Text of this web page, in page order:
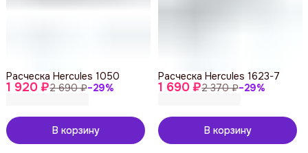
1 920 ₽2 690 ₽−29%
Расческа Hercules 1050
В корзину
1 690 ₽2 370 ₽−29%
Расческа Hercules 1623-7
В корзину